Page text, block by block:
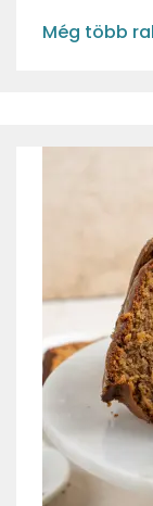
Még több